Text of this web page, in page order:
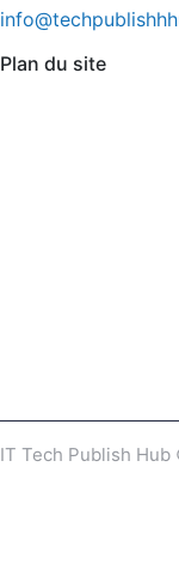
Plan du site
IT Tech Publish